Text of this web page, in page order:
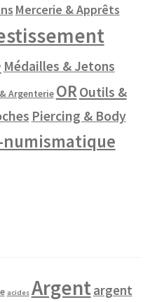
Mercerie & Apprêts
Médailles & Jetons
Argenterie OR Outils &
Piercing & Body
numismatique
acides Argentargent